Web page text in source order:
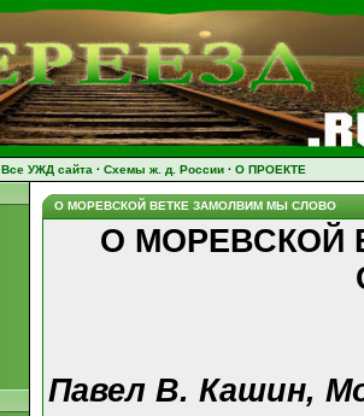
Все УЖД сайта · Схемы ж. д. России · О ПРОЕКТЕ
О МОРЕВСКОЙ ВЕТКЕ ЗАМОЛВИМ МЫ СЛОВО
О МОРЕВСКОЙ
Павел В. Кашин,